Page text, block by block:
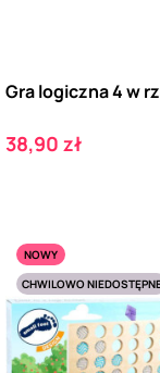
Gra logiczna 4 w
Cena
38,90 zł
NOWY
CHWILOWO